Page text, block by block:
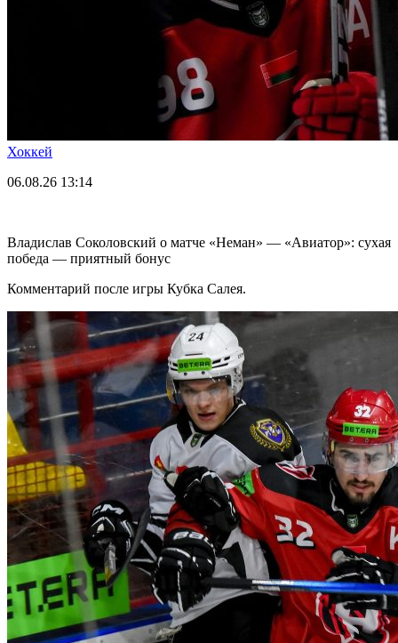
Хоккей
06.08.26 13:14
Владислав Соколовский о матче «Неман» — «Авиатор»: сухая
победа — приятный бонус
Комментарий после игры Кубка Салея.